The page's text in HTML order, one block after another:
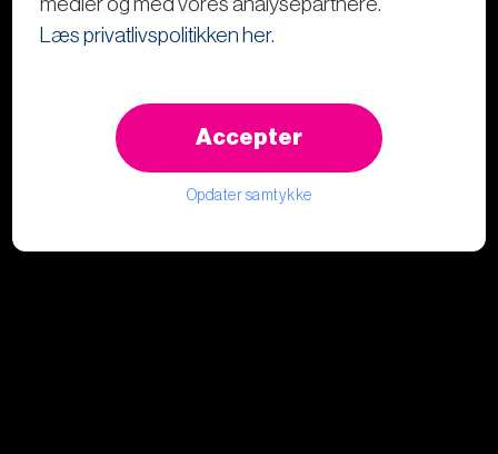
Læs privatlivspolitikken her.
Accepter
Opdater samtykke